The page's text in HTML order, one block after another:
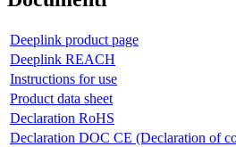
Deeplink product page
Deeplink REACH
Instructions for use
Product data sheet
Declaration RoHS
Declaration DOC CE (Declaration of